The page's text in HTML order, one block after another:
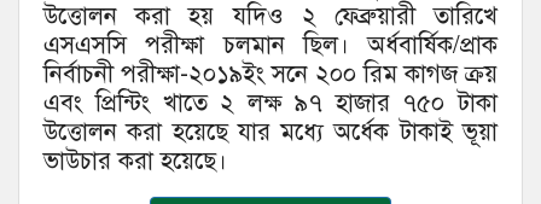
উত্তোলন করা হয় যদিও ২ ফেব্রুয়ারী তারিখে
এসএসসি পরীক্ষা চলমান ছিল। অর্ধবার্ষিক/প্রাক
নির্বাচনী পরীক্ষা-২০১৯ইং সনে ২০০ রিম কাগজ ক্রয়
এবং প্রিন্টিং খাতে ২ লক্ষ ৯৭ হাজার ৭৫০ টাকা
উত্তোলন করা হয়েছে যার মধ্যে অর্ধেক টাকাই ভূয়া
ভাউচার করা হয়েছে।